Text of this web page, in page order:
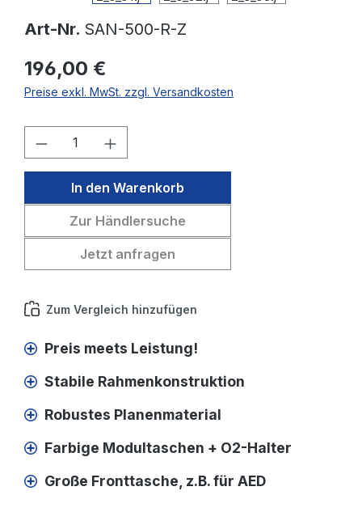
Art-Nr. SAN-500-R-Z
196,00 €
Preise exkl. MwSt. zzgl. Versandkosten
Produkt Anzahl: Gib den
In den Warenkorb
Zur Händlersuche
Jetzt anfragen
Zum Vergleich hinzufügen
Preis meets Leistung!
Stabile Rahmenkonstruktion
Robustes Planenmaterial
Farbige Modultaschen + O2-Halter
Große Fronttasche, z.B. für AED